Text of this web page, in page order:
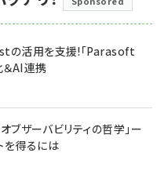
の活用を支援!「Parasoft
AI連携
ブザーバビリティの哲学」ー
を得るには